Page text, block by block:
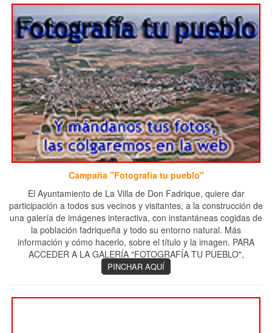
Campaña "Fotografía tu pueblo"
El Ayuntamiento de La Villa de Don Fadrique, quiere dar
participación a todos sus vecinos y visitantes, a la construcción de
una galería de imágenes interactiva, con instantáneas cogidas de
la población fadriqueña y todo su entorno natural. Más
información y cómo hacerlo, sobre el título y la imagen. PARA
ACCEDER A LA GALERÍA "FOTOGRAFÍA TU PUEBLO",
PINCHAR AQUÍ